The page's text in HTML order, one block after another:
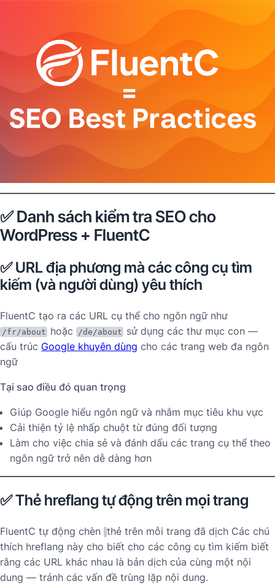
✅ Danh sách kiểm tra SEO cho
WordPress + FluentC
✅ URL địa phương mà các công cụ tìm
kiếm (và người dùng) yêu thích
FluentC tạo ra các URL cụ thể cho ngôn ngữ như
/fr/about hoặc /de/about sử dụng các thư mục con —
cấu trúc Google khuyên dùng cho các trang web đa ngôn
ngữ
Tại sao điều đó quan trọng
Giúp Google hiểu ngôn ngữ và nhắm mục tiêu khu vực
Cải thiện tỷ lệ nhấp chuột từ đúng đối tượng
Làm cho việc chia sẻ và đánh dấu các trang cụ thể theo
ngôn ngữ trở nên dễ dàng hơn
✅ Thẻ hreflang tự động trên mọi trang
FluentC tự động chèn thẻ trên mỗi trang đã dịch Các chú
thích hreflang này cho biết cho các công cụ tìm kiếm biết
rằng các URL khác nhau là bản dịch của cùng một nội
dung — tránh các vấn đề trùng lặp nội dung.